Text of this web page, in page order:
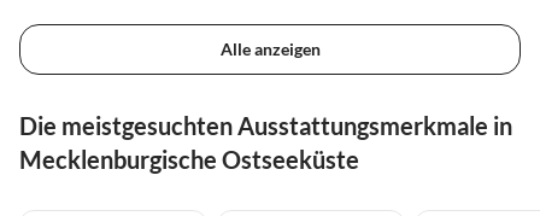
Alle anzeigen
Die meistgesuchten Ausstattungsmerkmale in
Mecklenburgische Ostseeküste